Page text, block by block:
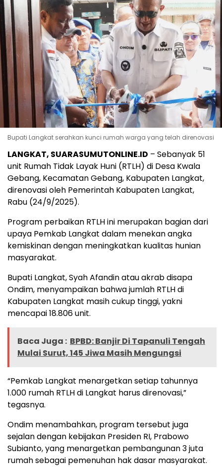
Bupati Langkat serahkan kunci rumah warga yang telah direnovasi
LANGKAT, SUARASUMUTONLINE.ID – Sebanyak 51
unit Rumah Tidak Layak Huni (RTLH) di Desa Kwala
Gebang, Kecamatan Gebang, Kabupaten Langkat,
direnovasi oleh Pemerintah Kabupaten Langkat,
Rabu (24/9/2025).
Program perbaikan RTLH ini merupakan bagian dari
upaya Pemkab Langkat dalam menekan angka
kemiskinan dengan meningkatkan kualitas hunian
masyarakat.
Bupati Langkat, Syah Afandin atau akrab disapa
Ondim, menyampaikan bahwa jumlah RTLH di
Kabupaten Langkat masih cukup tinggi, yakni
mencapai 18.806 unit.
Baca Juga : BPBD: Banjir Di Tapanuli Tengah
Mulai Surut, 145 Jiwa Masih Mengungsi
“Pemkab Langkat menargetkan setiap tahunnya
1.000 rumah RTLH di Langkat harus direnovasi,”
tegasnya.
Ondim menambahkan, program tersebut juga
sejalan dengan kebijakan Presiden RI, Prabowo
Subianto, yang menargetkan pembangunan 3 juta
rumah sebagai pemenuhan hak dasar masyarakat.